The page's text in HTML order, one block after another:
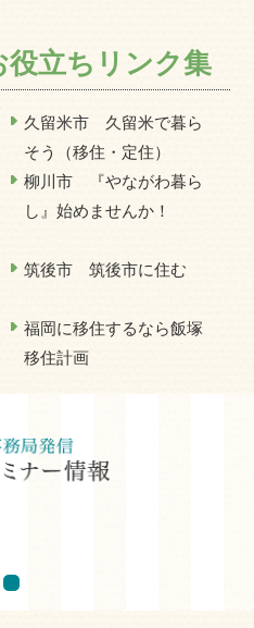
立ちリンク集
久留米市 久留米で暮ら
そう（移住・定住）
柳川市 『やながわ暮ら
し』始めませんか！
筑後市 筑後市に住む
福岡に移住するなら飯塚
移住計画